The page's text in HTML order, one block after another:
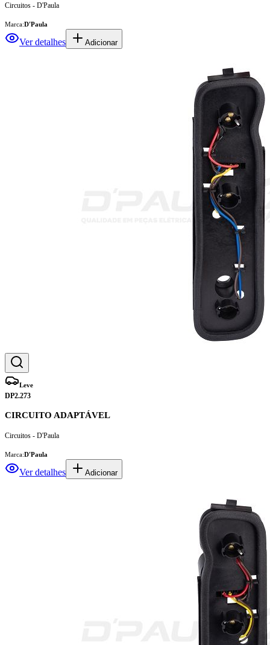
Circuitos - D'Paula
Marca:D'Paula
Ver detalhes Adicionar
Leve
DP2.273
CIRCUITO ADAPTÁVEL
Circuitos - D'Paula
Marca:D'Paula
Ver detalhes Adicionar